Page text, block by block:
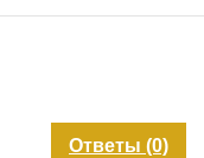
Ответы (0)